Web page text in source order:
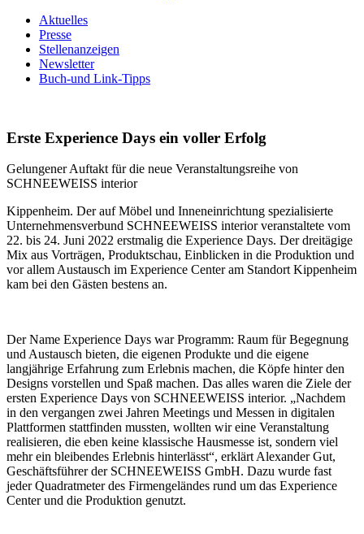
Aktuelles
Presse
Stellenanzeigen
Newsletter
Buch-und Link-Tipps
Erste Experience Days ein voller Erfolg
Gelungener Auftakt für die neue Veranstaltungsreihe von
SCHNEEWEISS interior
Kippenheim. Der auf Möbel und Inneneinrichtung spezialisierte
Unternehmensverbund SCHNEEWEISS interior veranstaltete vom
22. bis 24. Juni 2022 erstmalig die Experience Days. Der dreitägige
Mix aus Vorträgen, Produktschau, Einblicken in die Produktion und
vor allem Austausch im Experience Center am Standort Kippenheim
kam bei den Gästen bestens an.
Der Name Experience Days war Programm: Raum für Begegnung
und Austausch bieten, die eigenen Produkte und die eigene
langjährige Erfahrung zum Erlebnis machen, die Köpfe hinter den
Designs vorstellen und Spaß machen. Das alles waren die Ziele der
ersten Experience Days von SCHNEEWEISS interior. „Nachdem
in den vergangen zwei Jahren Meetings und Messen in digitalen
Plattformen stattfinden mussten, wollten wir eine Veranstaltung
realisieren, die eben keine klassische Hausmesse ist, sondern viel
mehr ein bleibendes Erlebnis hinterlässt“, erklärt Alexander Gut,
Geschäftsführer der SCHNEEWEISS GmbH. Dazu wurde fast
jeder Quadratmeter des Firmengeländes rund um das Experience
Center und die Produktion genutzt.